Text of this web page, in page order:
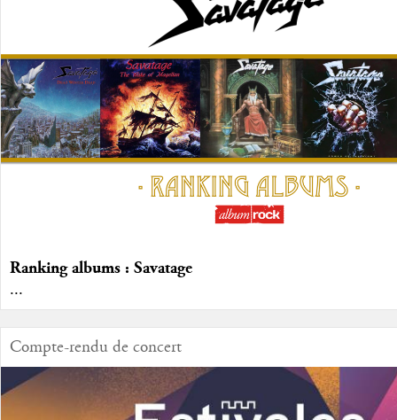
Ranking albums : Savatage
...
Compte-rendu de concert